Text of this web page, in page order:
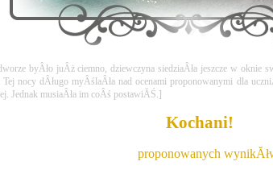
byÂło juÂż ciemno, dziewczyna siedziaÂła jeszcze w oknie
Tej nocy dÂługo myÂślaÂła nad ocenami proponowanymi dla
Jednak musiaÂła im coÂś postawiĂŚ.]
Kochani!
proponowanych